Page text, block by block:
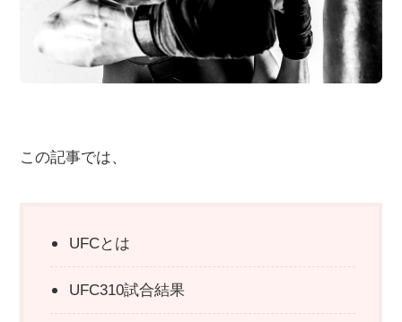
この記事では、
UFCとは
UFC310試合結果